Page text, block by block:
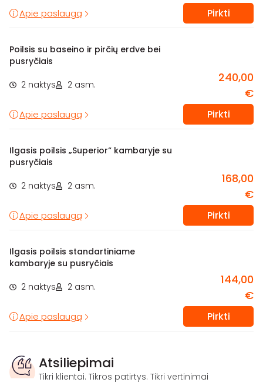
Apie paslaugą Pirkti
Poilsis su baseino ir pirčių erdve bei
pusryčiais
2 naktys 2 asm.
240,00
€
Apie paslaugą Pirkti
Ilgasis poilsis „Superior“ kambaryje su
pusryčiais
2 naktys 2 asm.
168,00
€
Apie paslaugą Pirkti
Ilgasis poilsis standartiniame
kambaryje su pusryčiais
2 naktys 2 asm.
144,00
€
Apie paslaugą Pirkti
Atsiliepimai
Tikri klientai. Tikros patirtys. Tikri vertinimai